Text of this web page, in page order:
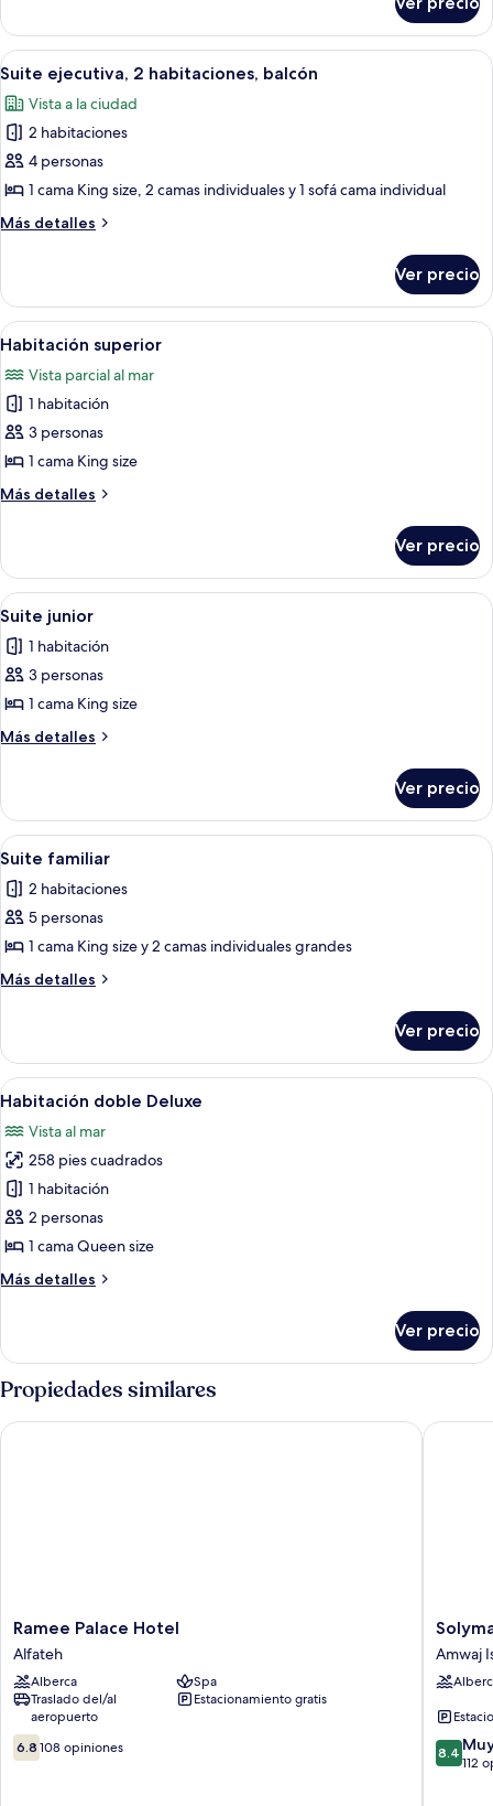
camas
individuales
Deluxe
con
2
individuales
Abrir
todas
las
fotos
de
Suite
ejecutiva,
2
balcón
Una habitación de hotel con una
6
Suite ejecutiva, 2 habitaciones, balcón
Vista a la ciudad
2 habitaciones
4 personas
1 cama King size, 2 camas individuales y 1 sofá cama individual
Más detalles
Más
ejecutiva,
habitaciones,
Ver precio
Abrir
todas
las
fotos
de
Habitación
superior
Una habitación de hotel con cama,
5
Habitación superior
Vista parcial al mar
1 habitación
3 personas
1 cama King size
Más detalles
Más
superior
Ver precio
Abrir
todas
las
fotos
de
Suite
Una habitación de hotel con una
17
Suite junior
1 habitación
3 personas
1 cama King size
Más detalles
Más
junior
Ver precio
Abrir
todas
las
fotos
de
Suite
Una habitación de hotel con una
19
Suite familiar
2 habitaciones
5 personas
1 cama King size y 2 camas individuales grandes
Más detalles
Más
familiar
Ver precio
Abrir
todas
las
fotos
de
Habitación
doble
Escritorio y espacio para trabajar con
1
Habitación doble Deluxe
Vista al mar
258 pies cuadrados
1 habitación
2 personas
1 cama Queen size
Más detalles
Más
doble
Deluxe
Ver precio
Propiedades similares
Ramee
Palace
Hotel
Alfateh
Ramee Palace Hotel
Alfateh
Alberca
Spa
Traslado del/al
aeropuerto
Estacionamiento gratis
6.8
de
6.8 108 opiniones
Ramee Palace Hotel
Solymar
Hotel
&
Beach
Islands
Amwaj
8.4
de
8.4
112